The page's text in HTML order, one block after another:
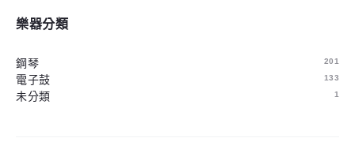
樂器分類
鋼琴 201
電子鼓 133
未分類 1